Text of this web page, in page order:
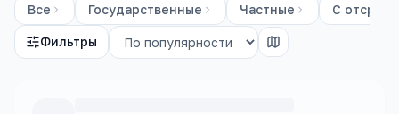
Все Государственные Частные С
Фильтры